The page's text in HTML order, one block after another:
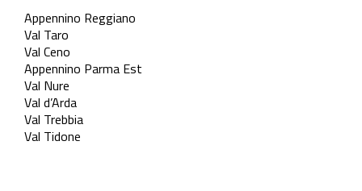
Appennino Reggiano
Val Taro
Val Ceno
Appennino Parma Est
Val Nure
Val d’Arda
Val Trebbia
Val Tidone